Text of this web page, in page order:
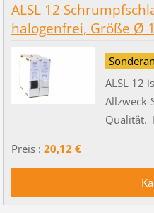
ALSL 12
halogenfrei, Größe Ø
ALSL 12
Qualität.
Preis : 20,12 €